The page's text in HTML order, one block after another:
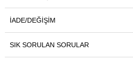
İADE/DEĞIŞIM
SIK SORULAN SORULAR